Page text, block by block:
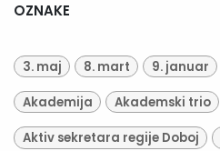
OZNAKE
3. maj 8. mart 9. januar
Akademija Akademski trio
Aktiv sekretara regije Doboj